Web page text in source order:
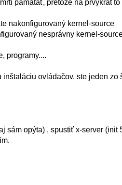
pamätať, pretože na prvýkrát
nakonfigurovaný kernel-source
nesprávny kernel-
programy....
ovládačov, ste jeden
sám opýta) , spustiť x-server